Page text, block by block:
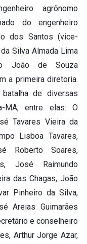
agrônomo
do engenheiro
dos Santos (vice-
Silva Almada Lima
João de Souza
a primeira diretoria.
de diversas
MA, entre elas: O
Tavares Vieira da
Lisboa Tavares,
Roberto Soares,
José Raimundo
das Chagas, João
Pinheiro da Silva,
Areias Guimarães
e conselheiro
Arthur Jorge Azar,